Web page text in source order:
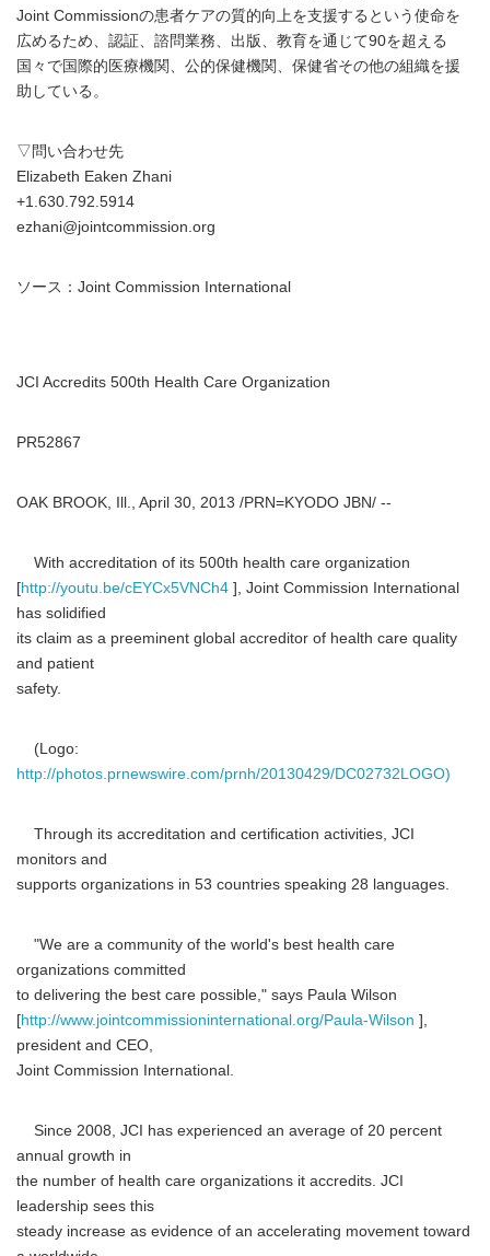
Joint Commissionの患者ケアの質的向上を支援するという使命を
広めるため、認証、諮問業務、出版、教育を通じて90を超える
国々で国際的医療機関、公的保健機関、保健省その他の組織を援
助している。
▽問い合わせ先
Elizabeth Eaken Zhani
+1.630.792.5914
ezhani@jointcommission.org
ソース：Joint Commission International
JCI Accredits 500th Health Care Organization
PR52867
OAK BROOK, Ill., April 30, 2013 /PRN=KYODO JBN/ --
With accreditation of its 500th health care organization
[http://youtu.be/cEYCx5VNCh4 ], Joint Commission International
has solidified
its claim as a preeminent global accreditor of health care quality
and patient
safety.
(Logo:
http://photos.prnewswire.com/prnh/20130429/DC02732LOGO)
Through its accreditation and certification activities, JCI
monitors and
supports organizations in 53 countries speaking 28 languages.
"We are a community of the world's best health care
organizations committed
to delivering the best care possible," says Paula Wilson
[http://www.jointcommissioninternational.org/Paula-Wilson ],
president and CEO,
Joint Commission International.
Since 2008, JCI has experienced an average of 20 percent
annual growth in
the number of health care organizations it accredits. JCI
leadership sees this
steady increase as evidence of an accelerating movement toward